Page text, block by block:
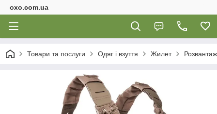
oxo.com.ua
Товари та послуги Одяг і взуття Жилет